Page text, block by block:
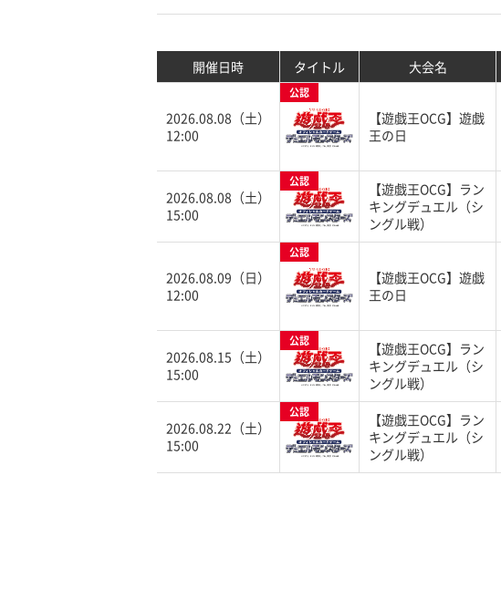
開催日時 タイトル 大会名
2026.08.08（土）
12:00
公認
【遊戯王OCG】遊戯
王の日
2026.08.08（土）
15:00
公認
【遊戯王OCG】ラン
キングデュエル（シ
ングル戦）
2026.08.09（日）
12:00
公認
【遊戯王OCG】遊戯
王の日
2026.08.15（土）
15:00
公認
【遊戯王OCG】ラン
キングデュエル（シ
ングル戦）
2026.08.22（土）
15:00
公認
【遊戯王OCG】ラン
キングデュエル（シ
ングル戦）